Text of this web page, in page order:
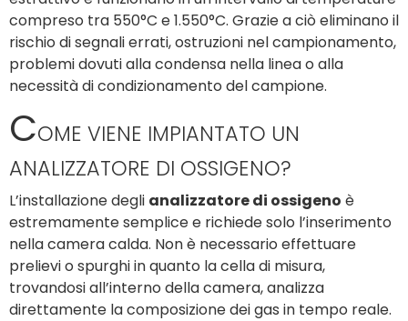
compreso tra 550°C e 1.550°C. Grazie a ciò eliminano il
rischio di segnali errati, ostruzioni nel campionamento,
problemi dovuti alla condensa nella linea o alla
necessità di condizionamento del campione.
COME VIENE IMPIANTATO UN
ANALIZZATORE DI OSSIGENO?
L’installazione degli analizzatore di ossigeno è
estremamente semplice e richiede solo l’inserimento
nella camera calda. Non è necessario effettuare
prelievi o spurghi in quanto la cella di misura,
trovandosi all’interno della camera, analizza
direttamente la composizione dei gas in tempo reale.